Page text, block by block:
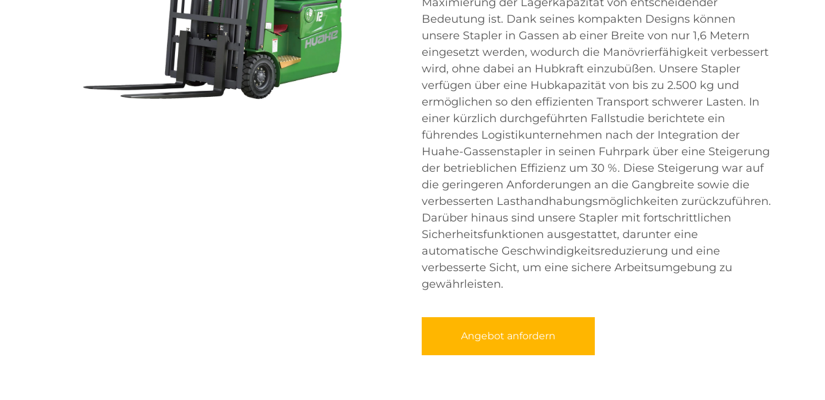
Bedeutung ist. Dank seines kompakten Designs können
unsere Stapler in Gassen ab einer Breite von nur 1,6 Metern
eingesetzt werden, wodurch die Manövrierfähigkeit verbessert
wird, ohne dabei an Hubkraft einzubüßen. Unsere Stapler
verfügen über eine Hubkapazität von bis zu 2.500 kg und
ermöglichen so den effizienten Transport schwerer Lasten. In
einer kürzlich durchgeführten Fallstudie berichtete ein
führendes Logistikunternehmen nach der Integration der
Huahe-Gassenstapler in seinen Fuhrpark über eine Steigerung
der betrieblichen Effizienz um 30 %. Diese Steigerung war auf
die geringeren Anforderungen an die Gangbreite sowie die
verbesserten Lasthandhabungsmöglichkeiten zurückzuführen.
Darüber hinaus sind unsere Stapler mit fortschrittlichen
Sicherheitsfunktionen ausgestattet, darunter eine
automatische Geschwindigkeitsreduzierung und eine
verbesserte Sicht, um eine sichere Arbeitsumgebung zu
gewährleisten.
Angebot anfordern